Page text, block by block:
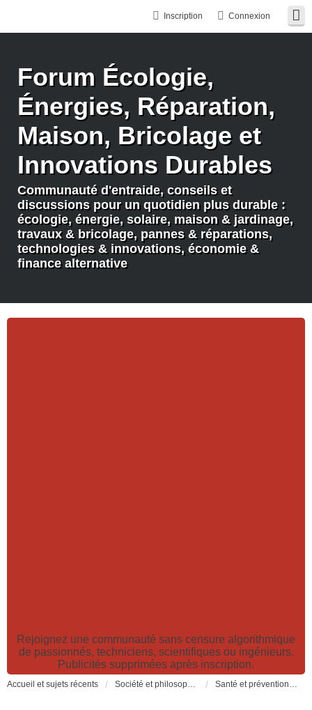
Connexion
Inscription
Forum Écologie,
Énergies, Réparation,
Maison, Bricolage et
Innovations Durables
Communauté d'entraide, conseils et
discussions pour un quotidien plus durable :
écologie, énergie, solaire, maison & jardinage,
travaux & bricolage, pannes & réparations,
technologies & innovations, économie &
finance alternative
Rejoignez une communauté sans censure algorithmique
de passionnés, techniciens, scientifiques ou ingénieurs.
Publicités supprimées après inscription.
Accueil et sujets récents Société et philosophie. Sciences et technologies. Santé et prévention. Santé et prévention. Pollutions, causes et effets des risques environnementaux